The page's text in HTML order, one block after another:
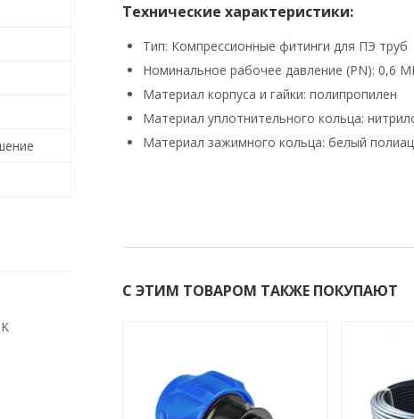
Технические характеристики:
Тип: Компрессионные фитинги для ПЭ труб
Номинальное рабочее давление (PN): 0,6
Материал корпуса и гайки: полипропилен
Материал уплотнительного кольца:
Материал зажимного кольца: белый
С ЭТИМ ТОВАРОМ ТАКЖЕ ПОКУПАЮТ